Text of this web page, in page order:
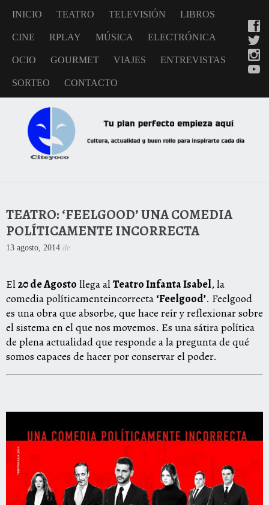
INICIO TEATRO TELEVISIÓN LIBROS
CINE RPLAY MÚSICA ELECTRÓNICA
OCIO GOURMET VIAJES ENTREVISTAS
SORTEO CONTACTO
TEATRO: ‘FEELGOOD’ UNA COMEDIA
POLÍTICAMENTE INCORRECTA
13 agosto, 2014 de
El20 de Agosto llega alTeatro Infanta Isabel, la
comedia políticamenteincorrecta ‘Feelgood’. Feelgood
es una obra que absorbe, que hace reír y reflexionar sobre
el sistema en el que nos movemos. Es una sátira política
de plena actualidad que responde a la pregunta de qué
somos capaces de hacer por conservar el poder.